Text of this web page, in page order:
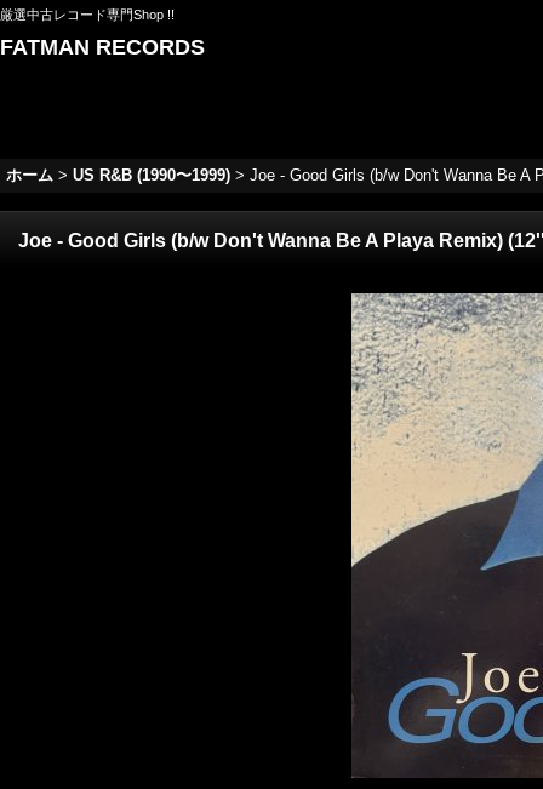
厳選中古レコード専門Shop !!
FATMAN RECORDS
ホーム > US R&B (1990〜1999) > Joe - Good Girls (b/w Don't Wanna Be A
Joe - Good Girls (b/w Don't Wanna Be A Playa Remix)